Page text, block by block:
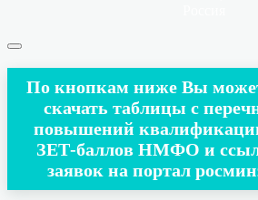
По кнопкам ниже Вы
скачать таблицы с
повышений
ЗЕТ-баллов НМФО и
заявок на портал